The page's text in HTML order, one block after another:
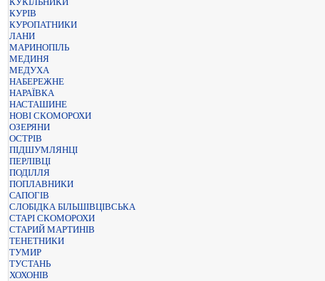
КУРІВ
КУРОПАТНИКИ
ЛАНИ
МАРИНОПІЛЬ
МЕДИНЯ
МЕДУХА
НАБЕРЕЖНЕ
НАРАЇВКА
НАСТАШИНЕ
НОВІ СКОМОРОХИ
ОЗЕРЯНИ
ОСТРІВ
ПІДШУМЛЯНЦІ
ПЕРЛІВЦІ
ПОДІЛЛЯ
ПОПЛАВНИКИ
САПОГІВ
СЛОБІДКА БІЛЬШІВЦІВСЬКА
СТАРІ СКОМОРОХИ
СТАРИЙ МАРТИНІВ
ТЕНЕТНИКИ
ТУМИР
ТУСТАНЬ
ХОХОНІВ